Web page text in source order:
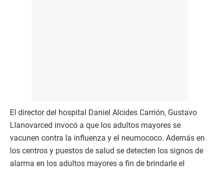
El director del hospital Daniel Alcides Carrión, Gustavo
Llanovarced invocó a que los adultos mayores se
vacunen contra la influenza y el neumococo. Además en
los centros y puestos de salud se detecten los signos de
alarma en los adultos mayores a fin de brindarle el